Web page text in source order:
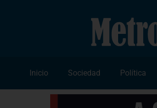
Inicio Sociedad Política